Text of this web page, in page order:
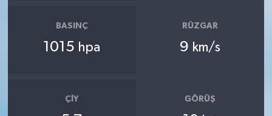
BASINÇ
1015 hpa
RÜZGAR
9 km/s
ÇIY GÖRÜŞ